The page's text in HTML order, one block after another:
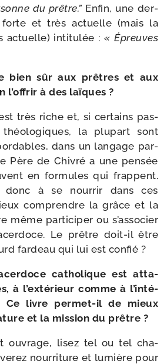
du prêtre.” Enfin, une der­
et très actuelle (mais la
actuelle) inti­tu­lée : « Épreuves
bien sûr aux prêtres et aux
l’offrir à des laïques ?
très riche et, si cer­tains pas­
la plu­part sont
dans un lan­gage par­
Père de Chivré a une pen­sée
en for­mules qui frappent.
donc à se nour­rir dans ces
com­prendre la grâce et la
même par­ti­ci­per ou s’as­so­cier
Le prêtre doit-​il être
far­deau qui lui est confié ?
catho­lique est atta­
à l’extérieur comme à l’in­té­
Ce livre permet-​il de mieux
et la mis­sion du prêtre ?
ouvrage, lisez tel ou tel cha­
nour­ri­ture et lumière pour